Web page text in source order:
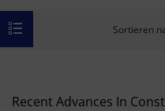
Sortieren
Recent Advances In